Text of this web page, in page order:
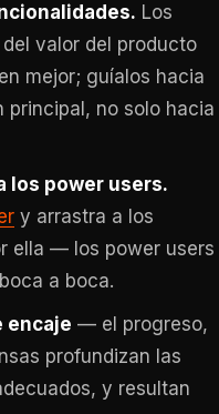
Los
valor del producto
mejor; guíalos hacia
principal, no solo hacia
los power users.
y arrastra a los
ella — los power users
a boca.
encaje — el progreso,
profundizan las
y resultan